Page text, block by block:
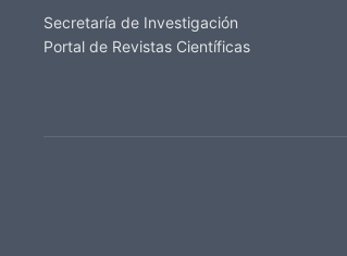
Secretaría de Investigación
Portal de Revistas Científicas